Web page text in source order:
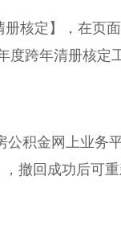
核定】，在页面
度跨年清册核定
积金网上业务
撤回成功后可